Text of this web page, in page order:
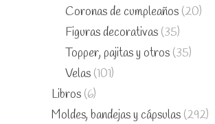
Coronas de cumpleaños (20)
Figuras decorativas (35)
Topper, pajitas y otros (35)
Velas (101)
Libros (6)
Moldes, bandejas y cápsulas (292)